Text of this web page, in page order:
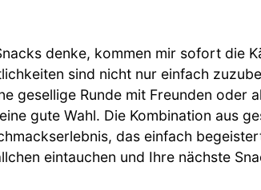
denke, kommen mir sofort die
sind nicht nur einfach
gesellige Runde mit Freunden oder
gute Wahl. Die Kombination aus
das einfach
eintauchen und Ihre nächste